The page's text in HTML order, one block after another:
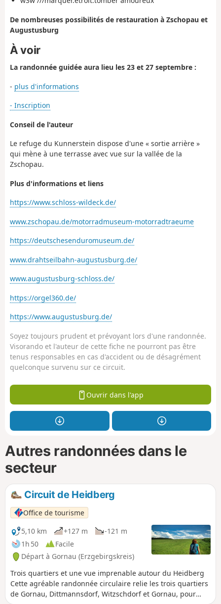
De nombreuses possibilités de restauration à Zschopau et
Augustusburg
À voir
La randonnée guidée aura lieu les 23 et 27 septembre :
- plus d'informations
- Inscription
Conseil de l'auteur
Le refuge du Kunnerstein dispose d'une « sortie arrière »
qui mène à une terrasse avec vue sur la vallée de la
Zschopau.
Plus d'informations et liens
https://www.schloss-wildeck.de/
www.zschopau.de/motorradmuseum-motorradtraeume
https://deutschesenduromuseum.de/
www.drahtseilbahn-augustusburg.de/
www.augustusburg-schloss.de/
https://orgel360.de/
https://www.augustusburg.de/
Soyez toujours prudent et prévoyant lors d'une randonnée.
Visorando et l'auteur de cette fiche ne pourront pas être
tenus responsables en cas d'accident ou de désagrément
quelconque survenu sur ce circuit.
Ouvrir dans l'app
Autres randonnées dans le
secteur
Circuit de Heidberg
Office de tourisme
5,10 km
+127 m
-121 m
1h 50
Facile
Départ à Gornau (Erzgebirgskreis)
Trois quartiers et une vue imprenable autour du Heidberg
Cette agréable randonnée circulaire relie les trois quartiers
de Gornau, Dittmannsdorf, Witzschdorf et Gornau, pour